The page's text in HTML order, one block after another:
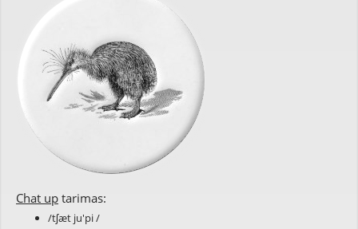
Chat up tarimas:
/tʃæt ju'pi /